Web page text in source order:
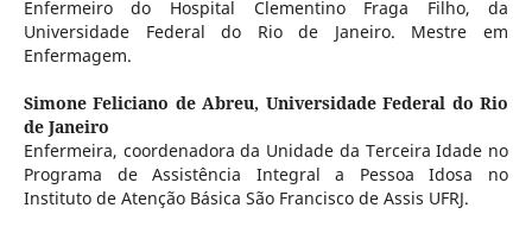
Enfermeiro do Hospital Clementino Fraga Filho, da
Universidade Federal do Rio de Janeiro. Mestre em
Enfermagem.
Simone Feliciano de Abreu, Universidade Federal do Rio
de Janeiro
Enfermeira, coordenadora da Unidade da Terceira Idade no
Programa de Assistência Integral a Pessoa Idosa no
Instituto de Atenção Básica São Francisco de Assis UFRJ.